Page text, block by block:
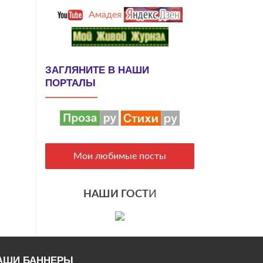
Амадея
ЗАГЛЯНИТЕ В НАШИ
ПОРТАЛЫ
Мои любимые посты
НАШИ ГОСТИ
БАННЕРЫ